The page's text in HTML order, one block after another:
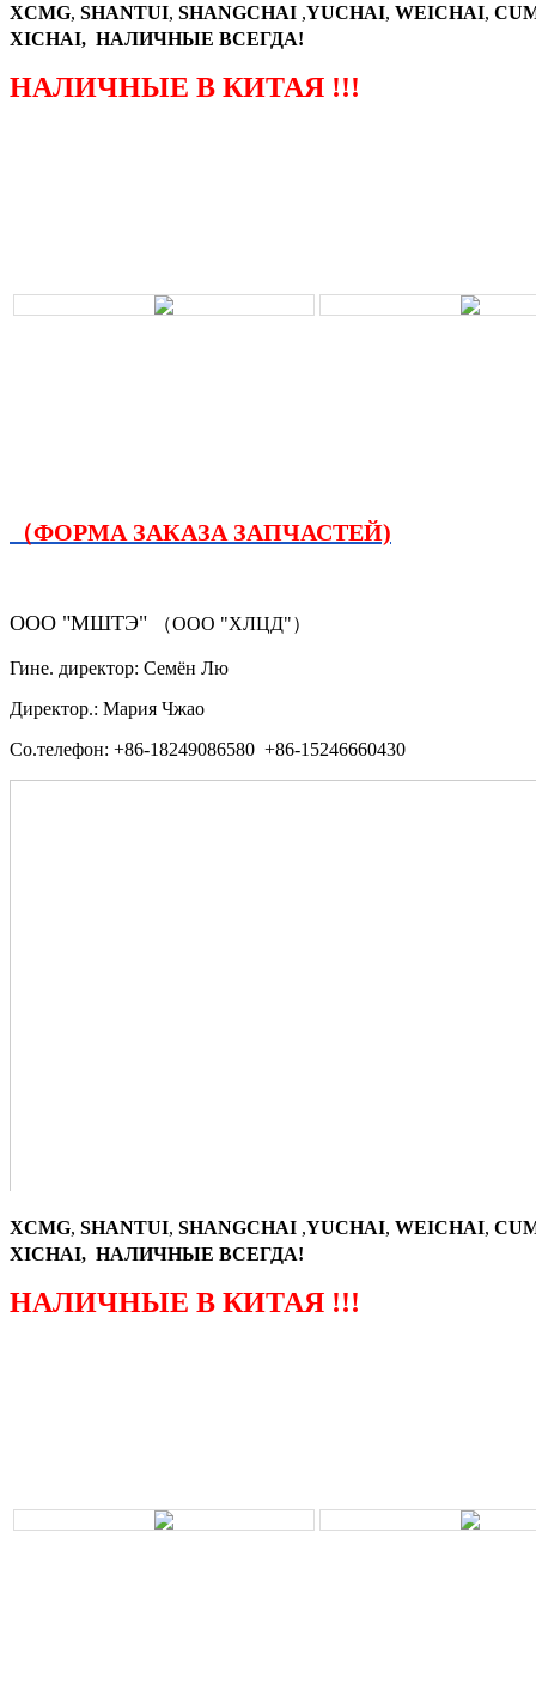
XCMG, SHANTUI, SHANGCHAI ,YUCHAI, WEICHAI,
XICHAI, НАЛИЧНЫЕ ВСЕГДА!
НАЛИЧНЫЕ В КИТАЯ !!!
（ФОРМА ЗАКАЗА ЗАПЧАСТЕЙ)
ООО "МШТЭ" （ООО "ХЛЦД"）
Гине. директор: Семён Лю
Директор.: Мария Чжао
Со.телефон: +86-18249086580 +86-15246660430
XCMG, SHANTUI, SHANGCHAI ,YUCHAI, WEICHAI,
XICHAI, НАЛИЧНЫЕ ВСЕГДА!
НАЛИЧНЫЕ В КИТАЯ !!!